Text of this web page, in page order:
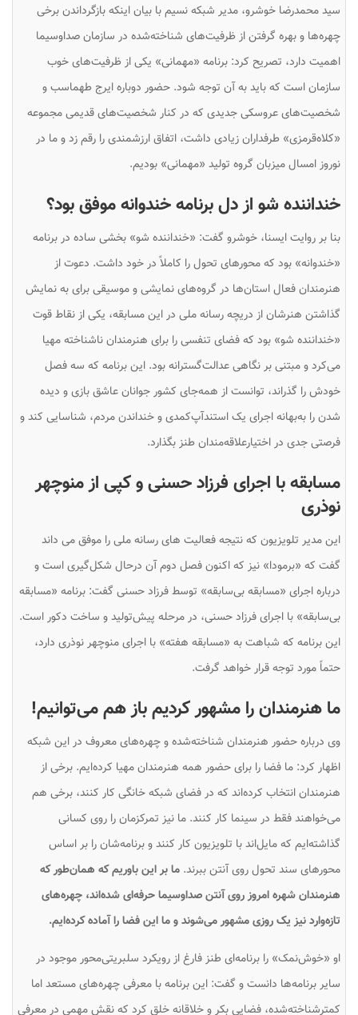
سید محمدرضا خوشرو، مدیر شبکه نسیم با بیان اینکه بازگرداندن برخی
چهره‌ها و بهره گرفتن از ظرفیت‌های شناخته‌شده در سازمان صداوسیما
اهمیت دارد، تصریح کرد: برنامه «مهمانی» یکی از ظرفیت‌های خوب
سازمان است که باید به آن توجه شود. حضور دوباره ایرج طهماسب و
شخصیت‌های عروسکی جدیدی که در کنار شخصیت‌های قدیمی مجموعه
«کلاه‌قرمزی» طرفداران زیادی داشت، اتفاق ارزشمندی را رقم زد و ما در
نوروز امسال میزبان گروه تولید «مهمانی» بودیم.
خنداننده شو از دل برنامه خندوانه موفق بود؟
بنا بر روایت ایسنا، خوشرو گفت: «خنداننده شو» بخشی ساده در برنامه
«خندوانه» بود که محورهای تحول را کاملاً در خود داشت. دعوت از
هنرمندان فعال استان‌ها در گروه‌های نمایشی و موسیقی برای به نمایش
گذاشتن هنرشان از دریچه رسانه ملی در این مسابقه، یکی از نقاط قوت
«خنداننده شو» بود که فضای تنفسی را برای هنرمندان ناشناخته مهیا
می‌کرد و مبتنی‌ بر نگاهی عدالت‌گسترانه بود. این برنامه که سه فصل
خودش را گذراند، توانست از همه‌جای کشور جوانان عاشق بازی و دیده
شدن را به‌بهانه اجرای یک استندآپ‌کمدی و خنداندن مردم، شناسایی کند و
فرصتی جدی در اختیارعلاقه‌مندان طنز بگذارد.
مسابقه با اجرای فرزاد حسنی و کپی از منوچهر
نوذری
این مدیر تلویزیون که نتیجه فعالیت های رسانه ملی را موفق می داند
گفت که «برمودا» نیز که اکنون فصل دوم آن درحال شکل‌گیری‌ است و
درباره اجرای «مسابقه بی‌سابقه» توسط فرزاد حسنی گفت: برنامه «مسابقه
بی‌سابقه» با اجرای فرزاد حسنی، در مرحله پیش‌تولید و ساخت دکور است.
این برنامه که شباهت به «مسابقه هفته» با اجرای منوچهر نوذری دارد،
حتماً مورد توجه قرار خواهد گرفت.
ما هنرمندان را مشهور کردیم باز هم می‌توانیم!
وی درباره حضور هنرمندان شناخته‌شده و چهره‌های معروف در این شبکه
اظهار کرد: ما فضا را برای حضور همه هنرمندان مهیا کرده‌ایم. برخی از
هنرمندان انتخاب کرده‌اند که در فضای شبکه خانگی کار کنند، برخی هم
می‌خواهند فقط در سینما کار کنند. ما نیز تمرکزمان را روی کسانی
گذاشته‌ایم که مایل‌اند با تلویزیون کار کنند و برنامه‌شان را بر اساس
محورهای سند تحول روی آنتن ببرند. ما بر این باوریم که همان‌طور که
هنرمندان شهره امروز روی آنتن صداوسیما حرفه‌ای شده‌اند، چهره‌های
تازه‌وارد نیز یک روزی مشهور می‌شوند و ما این فضا را آماده کرده‌ایم.
او «خوش‌نمک» را برنامه‌ای طنز فارغ از رویکرد سلبریتی‌محور موجود در
سایر برنامه‌ها دانست و گفت: این برنامه با معرفی چهره‌های مستعد اما
کمترشناخته‌شده، فضایی بکر و خلاقانه‌ خلق کرد که نقش مهمی در معرفی